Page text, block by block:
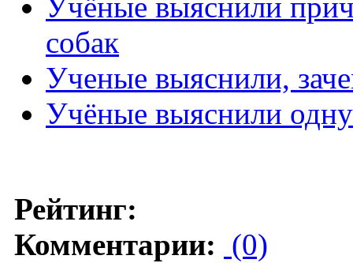
собак
Ученые выяснили,
Учёные выяснили
Рейтинг:
Комментарии: (0)